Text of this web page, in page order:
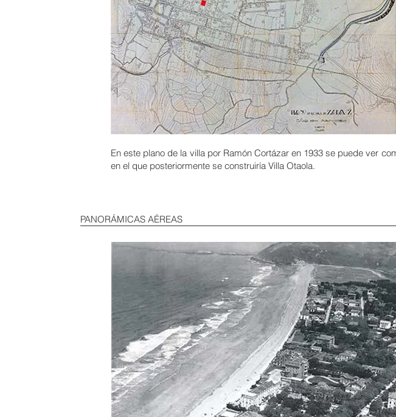
En este plano de la villa por Ramón Cortázar en 1933 se puede ver
en el que posteriormente se construiría Villa Otaola.
PANORÁMICAS AÉREAS